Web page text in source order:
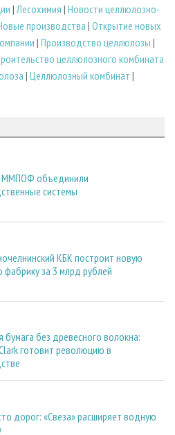
| Лесохимия | Новости целлюлозно-
производства | Открытие новых
| Производство целлюлозы |
целлюлозного комбината
| Целлюлозный комбинат |
ММПОФ объединили
системы
КБК построит новую
за 3 млрд рублей
бумага без древесного волокна:
готовит революцию в
дорог: «Свеза» расширяет водную